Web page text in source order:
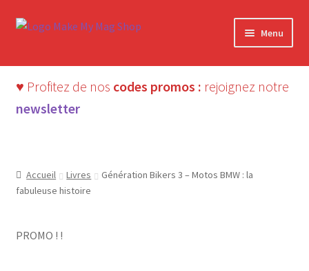
Aller
Aller
Menu
♥ Profitez de nos codes promos : rejoignez notre
newsletter
Accueil Livres
Génération Bikers 3 – Motos BMW : la
fabuleuse histoire
PROMO ! !
LIVRE